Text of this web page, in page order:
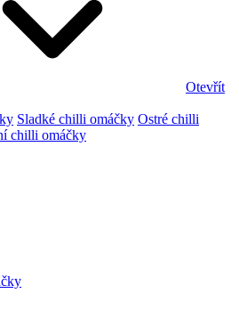
Otevřít
Sladké chilli omáčky Ostré chilli
chilli omáčky